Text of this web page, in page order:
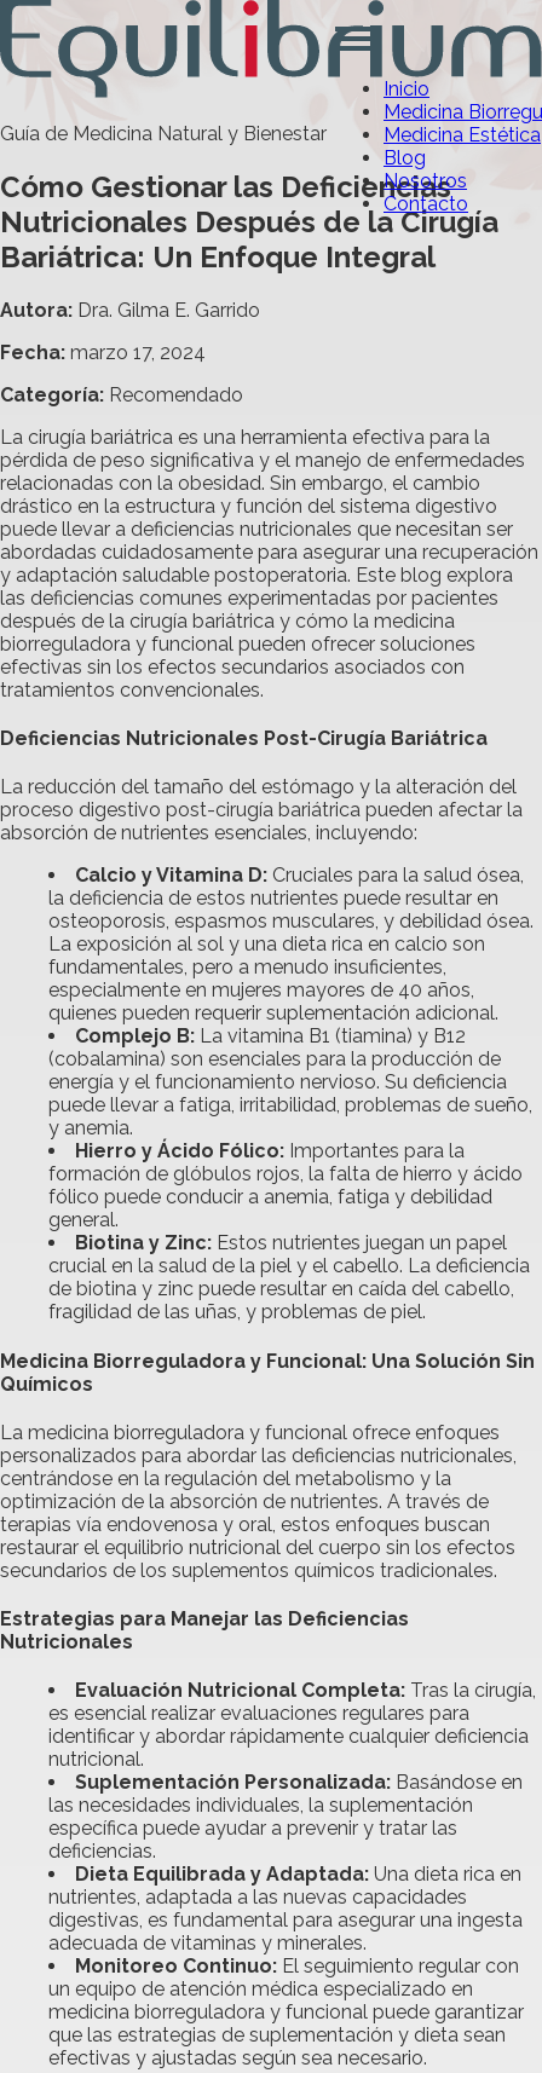
Inicio
Medicina
Medicina Estética
Blog
Nosotros
Contacto
Guía de Medicina Natural y Bienestar
Cómo Gestionar las Deficiencias
Nutricionales Después de la Cirugía
Bariátrica: Un Enfoque Integral
Autora: Dra. Gilma E. Garrido
Fecha: marzo 17, 2024
Categoría: Recomendado
La cirugía bariátrica es una herramienta efectiva para la
pérdida de peso significativa y el manejo de enfermedades
relacionadas con la obesidad. Sin embargo, el cambio
drástico en la estructura y función del sistema digestivo
puede llevar a deficiencias nutricionales que necesitan ser
abordadas cuidadosamente para asegurar una recuperación
y adaptación saludable postoperatoria. Este blog explora
las deficiencias comunes experimentadas por pacientes
después de la cirugía bariátrica y cómo la medicina
biorreguladora y funcional pueden ofrecer soluciones
efectivas sin los efectos secundarios asociados con
tratamientos convencionales.
Deficiencias Nutricionales Post-Cirugía Bariátrica
La reducción del tamaño del estómago y la alteración del
proceso digestivo post-cirugía bariátrica pueden afectar la
absorción de nutrientes esenciales, incluyendo:
Calcio y Vitamina D: Cruciales para la salud ósea,
la deficiencia de estos nutrientes puede resultar en
osteoporosis, espasmos musculares, y debilidad ósea.
La exposición al sol y una dieta rica en calcio son
fundamentales, pero a menudo insuficientes,
especialmente en mujeres mayores de 40 años,
quienes pueden requerir suplementación adicional.
Complejo B: La vitamina B1 (tiamina) y B12
(cobalamina) son esenciales para la producción de
energía y el funcionamiento nervioso. Su deficiencia
puede llevar a fatiga, irritabilidad, problemas de sueño,
y anemia.
Hierro y Ácido Fólico: Importantes para la
formación de glóbulos rojos, la falta de hierro y ácido
fólico puede conducir a anemia, fatiga y debilidad
general.
Biotina y Zinc: Estos nutrientes juegan un papel
crucial en la salud de la piel y el cabello. La deficiencia
de biotina y zinc puede resultar en caída del cabello,
fragilidad de las uñas, y problemas de piel.
Medicina Biorreguladora y Funcional: Una Solución Sin
Químicos
La medicina biorreguladora y funcional ofrece enfoques
personalizados para abordar las deficiencias nutricionales,
centrándose en la regulación del metabolismo y la
optimización de la absorción de nutrientes. A través de
terapias vía endovenosa y oral, estos enfoques buscan
restaurar el equilibrio nutricional del cuerpo sin los efectos
secundarios de los suplementos químicos tradicionales.
Estrategias para Manejar las Deficiencias
Nutricionales
Evaluación Nutricional Completa: Tras la cirugía,
es esencial realizar evaluaciones regulares para
identificar y abordar rápidamente cualquier deficiencia
nutricional.
Suplementación Personalizada: Basándose en
las necesidades individuales, la suplementación
específica puede ayudar a prevenir y tratar las
deficiencias.
Dieta Equilibrada y Adaptada: Una dieta rica en
nutrientes, adaptada a las nuevas capacidades
digestivas, es fundamental para asegurar una ingesta
adecuada de vitaminas y minerales.
Monitoreo Continuo: El seguimiento regular con
un equipo de atención médica especializado en
medicina biorreguladora y funcional puede garantizar
que las estrategias de suplementación y dieta sean
efectivas y ajustadas según sea necesario.